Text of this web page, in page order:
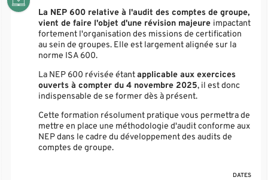
La NEP 600 relative à l'audit des comptes de groupe,
vient de faire l'objet d'une révision majeure impactant
fortement l'organisation des missions de certification
au sein de groupes. Elle est largement alignée sur la
norme ISA 600.
La NEP 600 révisée étantapplicable aux exercices
ouverts à compter du 4 novembre 2025, il est donc
indispensable de se former dès à présent.
Cette formation résolument pratique vous permettra de
mettre en place une méthodologie d'audit conforme aux
NEP dans le cadre du développement des audits de
comptes de groupe.
DATES